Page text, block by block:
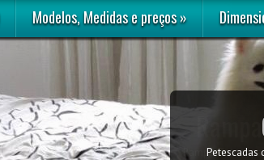
Modelos, Medidas e preços»
Rampa,